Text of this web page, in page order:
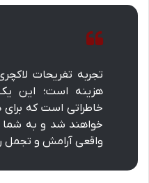
تجربه تفریحات
هزینه است؛ این
خاطراتی است که
خواهند شد و به
واقعی آرامش و تجمل